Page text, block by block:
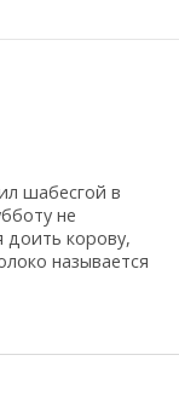
шабесгой в
не
доить корову,
называется